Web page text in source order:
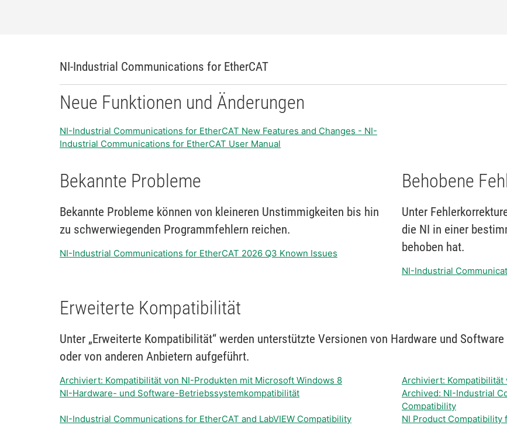
NI-Industrial Communications for EtherCAT
Neue Funktionen und Änderungen
NI-Industrial Communications for EtherCAT New Features and Changes - NI-
Industrial Communications for EtherCAT User Manual
Bekannte Probleme
Bekannte Probleme können von kleineren Unstimmigkeiten bis hin
zu schwerwiegenden Programmfehlern reichen.
NI-Industrial Communications for EtherCAT 2026 Q3 Known Issues
Behobene
Unter
die NI in einer
behoben hat.
NI-Industrial
Erweiterte Kompatibilität
Unter „Erweiterte Kompatibilität“ werden unterstützte Versionen von Hardware und
oder von anderen Anbietern aufgeführt.
Archiviert: Kompatibilität von NI-Produkten mit Microsoft Windows 8
Archiviert:
NI-Hardware- und Software-Betriebssystemkompatibilität
Archived: NI-Industrial
Compatibility
NI-Industrial Communications for EtherCAT and LabVIEW Compatibility
NI Product Compatibility